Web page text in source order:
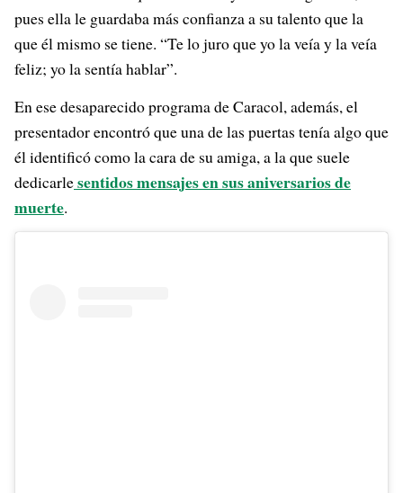
pues ella le guardaba más confianza a su talento que la
que él mismo se tiene. “Te lo juro que yo la veía y la veía
feliz; yo la sentía hablar”.
En ese desaparecido programa de Caracol, además, el
presentador encontró que una de las puertas tenía algo que
él identificó como la cara de su amiga, a la que suele
dedicarlesentidos mensajes en sus aniversarios de
muerte.